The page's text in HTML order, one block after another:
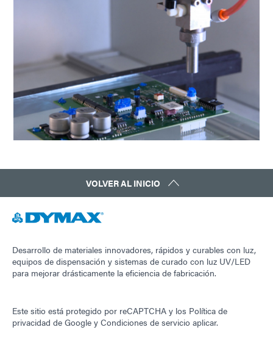
VOLVER AL INICIO
Desarrollo de materiales innovadores, rápidos y curables con luz,
equipos de dispensación y sistemas de curado con luz UV/LED
para mejorar drásticamente la eficiencia de fabricación.
Este sitio está protegido por reCAPTCHA y los Política de
privacidad de Google y Condiciones de servicio aplicar.